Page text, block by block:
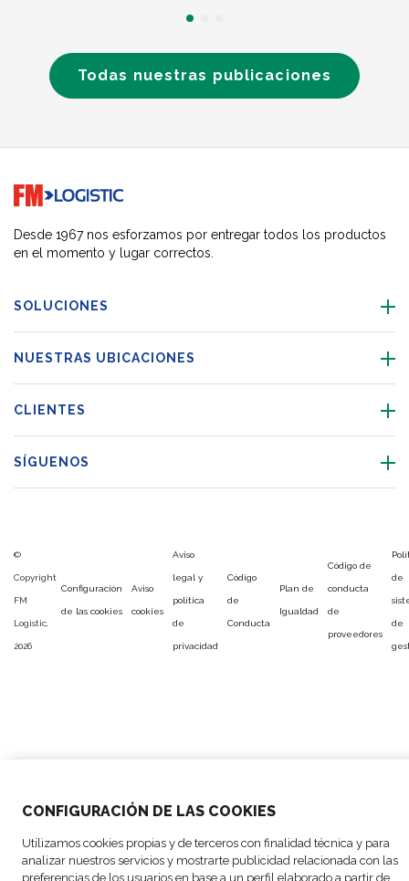
CONFIGURACIÓN DE LAS COOKIES
Utilizamos cookies propias y de terceros con finalidad técnica y para
analizar nuestros servicios y mostrarte publicidad relacionada con las
preferencias de los usuarios en base a un perfil elaborado a partir de
Todas nuestras publicaciones
Go to home page
Desde 1967 nos esforzamos por entregar todos los productos
en el momento y lugar correctos.
SOLUCIONES
NUESTRAS UBICACIONES
CLIENTES
SÍGUENOS
©
Copyright
FM
Logistic,
2026
Configuración
de las cookies
Aviso
cookies
Aviso
legal y
política
de
privacidad
Código
de
Conducta
Plan de
Igualdad
Código de
conducta
de
proveedores
de
de